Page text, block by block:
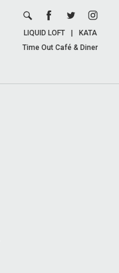
LIQUID LOFT
KATA
Time Out Café & Diner